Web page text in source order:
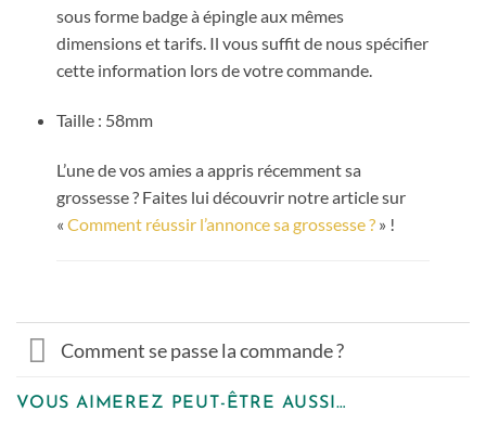
sous forme badge à épingle aux mêmes
dimensions et tarifs. Il vous suffit de nous spécifier
cette information lors de votre commande.
Taille : 58mm
L’une de vos amies a appris récemment sa
grossesse ? Faites lui découvrir notre article sur
«Comment réussir l’annonce sa grossesse ? » !
Comment se passe la commande ?
VOUS AIMEREZ PEUT-ÊTRE AUSSI…